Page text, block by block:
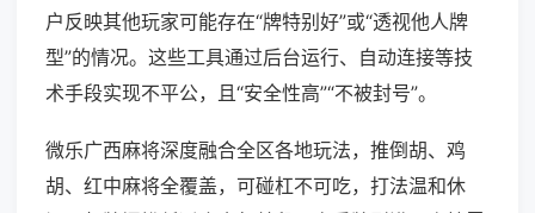
户反映其他玩家可能存在“牌特别好”或“透视他人牌
型”的情况。这些工具通过后台运行、自动连接等技
术手段实现不平公，且“安全性高”“不被封号”。
微乐广西麻将深度融合全区各地玩法，推倒胡、鸡
胡、红中麻将全覆盖，可碰杠不可吃，打法温和休